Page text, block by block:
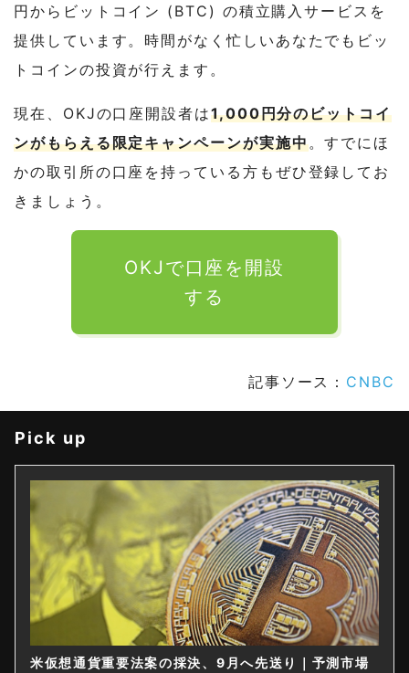
円からビットコイン (BTC) の積立購入サービスを
提供しています。時間がなく忙しいあなたでもビッ
トコインの投資が行えます。
現在、OKJの口座開設者は1,000円分のビットコイ
ンがもらえる限定キャンペーンが実施中。すでにほ
かの取引所の口座を持っている方もぜひ登録してお
きましょう。
OKJで口座を開設
する
記事ソース： CNBC
Pick up
米仮想通貨重要法案の採決、9月へ先送り｜予測市場